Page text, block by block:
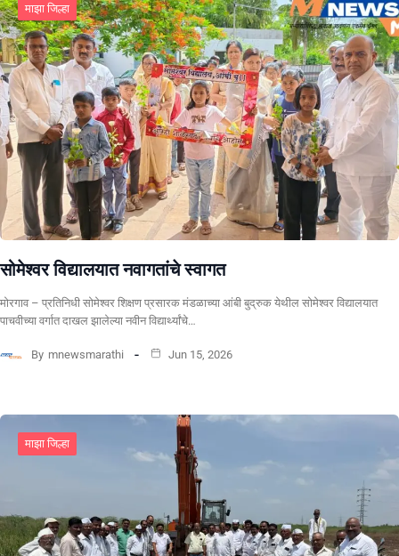
माझा जिल्हा
सोमेश्वर विद्यालयात नवागतांचे स्वागत
मोरगाव – प्रतिनिधी सोमेश्वर शिक्षण प्रसारक मंडळाच्या आंबी बुद्रुक येथील सोमेश्वर विद्यालयात
पाचवीच्या वर्गात दाखल झालेल्या नवीन विद्यार्थ्यांचे…
By mnewsmarathi Jun 15, 2026
माझा जिल्हा